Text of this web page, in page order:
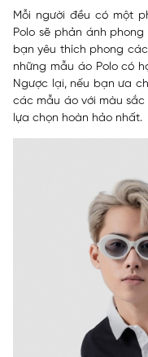
Mỗi người đều có một
Polo sẽ phản ánh
bạn yêu thích phong
những mẫu áo Polo có
Ngược lại, nếu bạn ưa
các mẫu áo với màu
lựa chọn hoàn hảo nhất.